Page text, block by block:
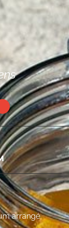
arrangé